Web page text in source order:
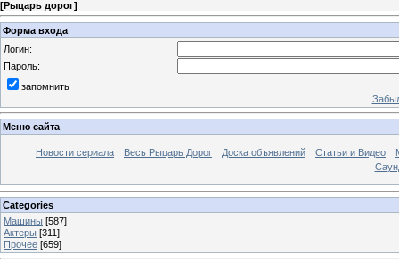
[Рыцарь дорог]
Форма входа
Логин:
Пароль:
запомнить
Меню сайта
Новости сериала Весь Рыцарь Дорог Доска объявлений Статьи и Видео
Categories
Машины [587]
Актеры [311]
Прочее [659]